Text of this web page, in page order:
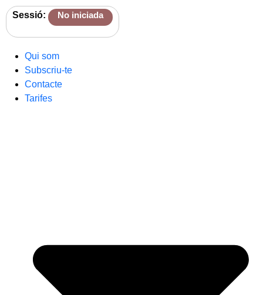
Sessió: No iniciada
Qui som
Subscriu-te
Contacte
Tarifes